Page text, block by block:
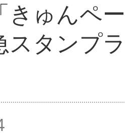
ゅんペ
タンプ